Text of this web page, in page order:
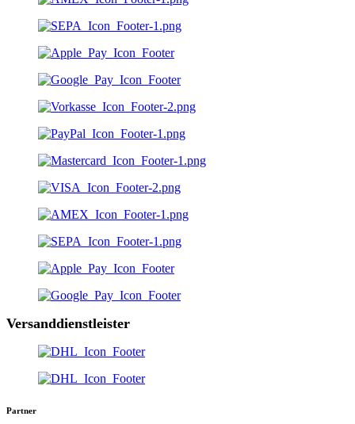
Versanddienstleister
Partner